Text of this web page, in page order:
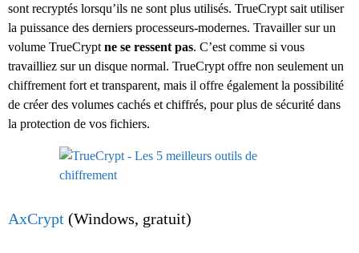
sont recryptés lorsqu’ils ne sont plus utilisés. TrueCrypt sait utiliser
la puissance des derniers processeurs-modernes. Travailler sur un
volume TrueCrypt ne se ressent pas. C’est comme si vous
travailliez sur un disque normal. TrueCrypt offre non seulement un
chiffrement fort et transparent, mais il offre également la possibilité
de créer des volumes cachés et chiffrés, pour plus de sécurité dans
la protection de vos fichiers.
AxCrypt (Windows, gratuit)